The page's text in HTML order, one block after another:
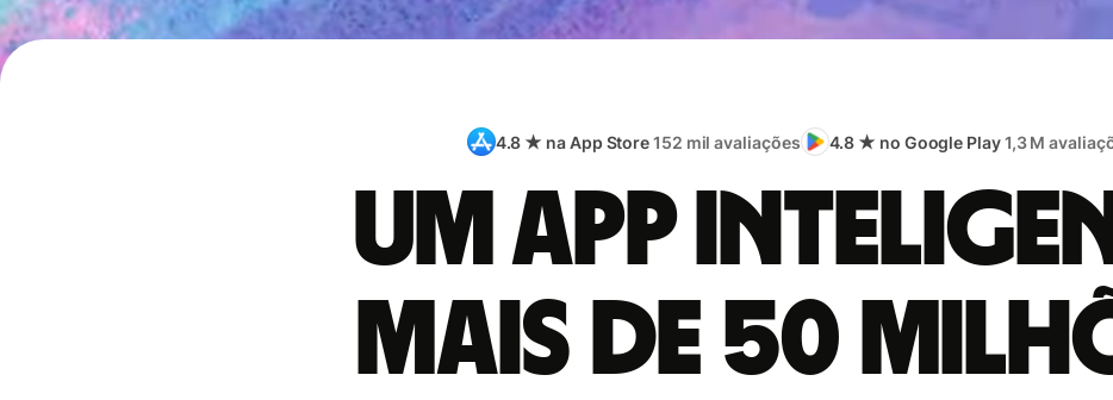
4.8 ★ na App Store152 mil avaliações 4.8 ★ no Google Play1,3 M
Um app
mais de 50